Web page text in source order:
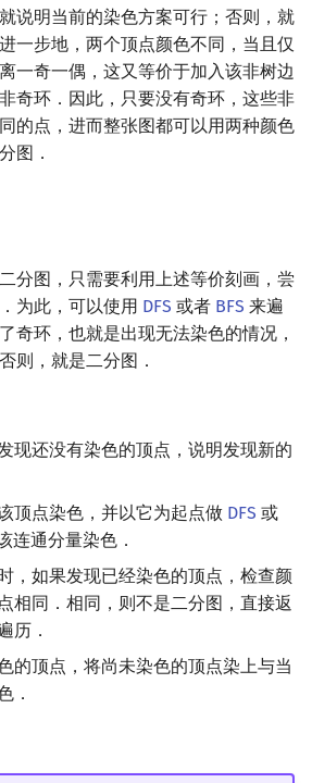
说明当前的染色方案可行；否则，就
一步地，两个顶点颜色不同，当且仅
一奇一偶，这又等价于加入该非树边
奇环．因此，只要没有奇环，这些非
的点，进而整张图都可以用两种颜色
图．
分图，只需要利用上述等价刻画，尝
为此，可以使用 DFS 或者 BFS 来遍
奇环，也就是出现无法染色的情况，
则，就是二分图．
现还没有染色的顶点，说明发现新的
顶点染色，并以它为起点做 DFS 或
连通分量染色．
，如果发现已经染色的顶点，检查颜
相同．相同，则不是二分图，直接返
历．
的顶点，将尚未染色的顶点染上与当
．